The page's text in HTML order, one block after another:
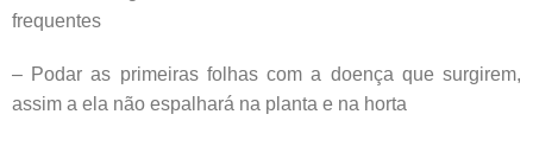
frequentes
– Podar as primeiras folhas com a doença que surgirem,
assim a ela não espalhará na planta e na horta